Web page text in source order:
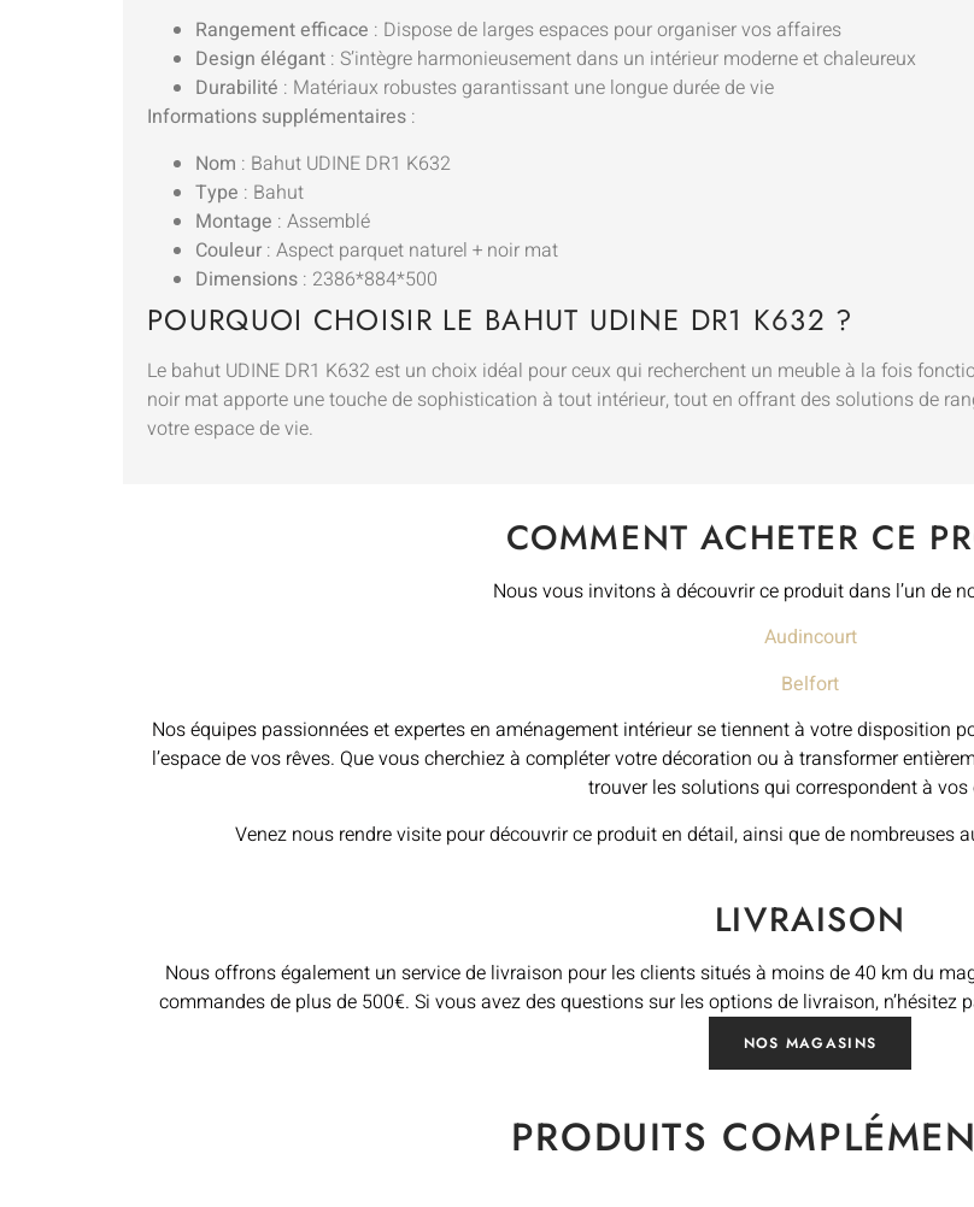
Rangement efficace : Dispose de larges espaces pour organiser vos affaires
Design élégant : S’intègre harmonieusement dans un intérieur moderne et chaleureux
Durabilité : Matériaux robustes garantissant une longue durée de vie
Informations supplémentaires :
Nom : Bahut UDINE DR1 K632
Type : Bahut
Montage : Assemblé
Couleur : Aspect parquet naturel + noir mat
Dimensions : 2386*884*500
POURQUOI CHOISIR LE BAHUT UDINE DR1 K632 ?
Le bahut UDINE DR1 K632 est un choix idéal pour ceux qui recherchent un meuble à la fois
noir mat apporte une touche de sophistication à tout intérieur, tout en offrant des solutions de
votre espace de vie.
COMMENT ACHETER CE
Nous vous invitons à découvrir ce produit dans l’un de
Audincourt
Belfort
Nos équipes passionnées et expertes en aménagement intérieur se tiennent à votre disposition
l’espace de vos rêves. Que vous cherchiez à compléter votre décoration ou à transformer
trouver les solutions qui correspondent à vos
Venez nous rendre visite pour découvrir ce produit en détail, ainsi que de nombreuses
LIVRAISON
Nous offrons également un service de livraison pour les clients situés à moins de 40 km du
commandes de plus de 500€. Si vous avez des questions sur les options de livraison,
NOS MAGASINS
PRODUITS